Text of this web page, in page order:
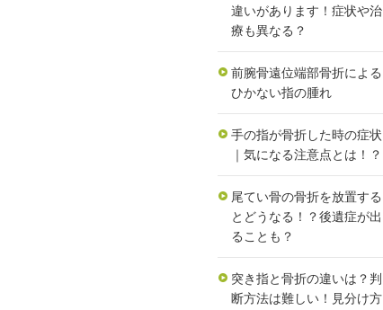
違いがあります！症状や治
療も異なる？
前腕骨遠位端部骨折による
ひかない指の腫れ
手の指が骨折した時の症状
｜気になる注意点とは！？
尾てい骨の骨折を放置する
とどうなる！？後遺症が出
ることも？
突き指と骨折の違いは？判
断方法は難しい！見分け方